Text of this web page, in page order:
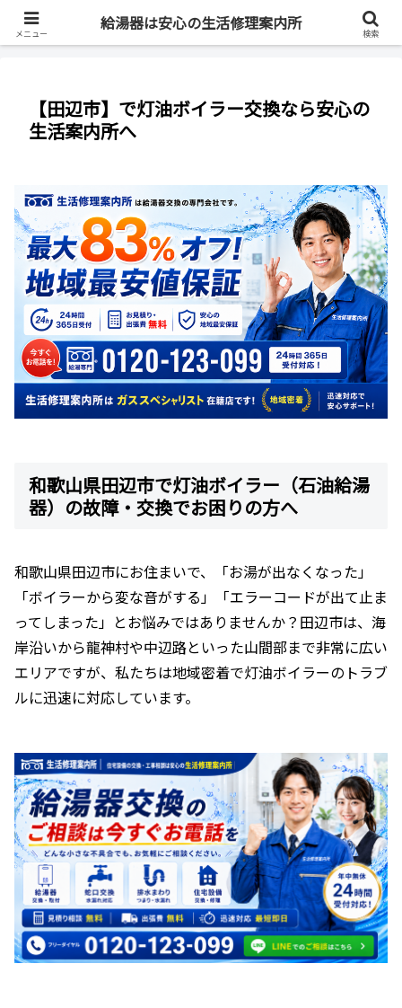
最短即日・全国対応・最大83%OFF
【田辺市】で灯油ボイラー交換なら安心の
生活案内所へ
和歌山県田辺市で灯油ボイラー（石油給湯
器）の故障・交換でお困りの方へ
和歌山県田辺市にお住まいで、「お湯が出なくなった」
「ボイラーから変な音がする」「エラーコードが出て止ま
ってしまった」とお悩みではありませんか？田辺市は、海
岸沿いから龍神村や中辺路といった山間部まで非常に広い
エリアですが、私たちは地域密着で灯油ボイラーのトラブ
ルに迅速に対応しています。
メニュー
給湯器は安心の生活修理案内所
検索